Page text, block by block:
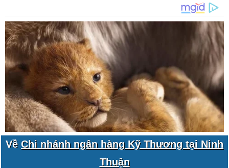
Về Chi nhánh ngân hàng Kỹ Thương tại Ninh
Thuận